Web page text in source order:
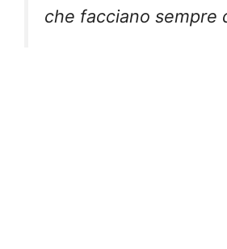
che facciano sempre